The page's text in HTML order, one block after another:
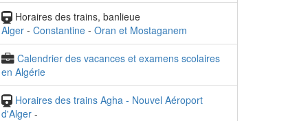
Horaires des trains, banlieue
Alger - Constantine - Oran et Mostaganem
Calendrier des vacances et examens scolaires
en Algérie
Horaires des trains Agha - Nouvel Aéroport
d'Alger -